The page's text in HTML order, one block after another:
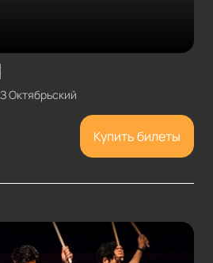
Октябрьский
Купить билеты